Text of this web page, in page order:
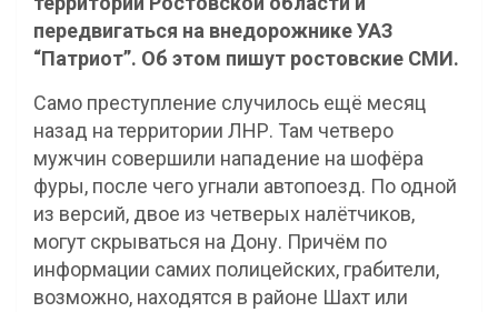
передвигаться на внедорожнике УАЗ
“Патриот”. Об этом пишут ростовские СМИ.
Само преступление случилось ещё месяц
назад на территории ЛНР. Там четверо
мужчин совершили нападение на шофёра
фуры, после чего угнали автопоезд. По одной
из версий, двое из четверых налётчиков,
могут скрываться на Дону. Причём по
информации самих полицейских, грабители,
возможно, находятся в районе Шахт или